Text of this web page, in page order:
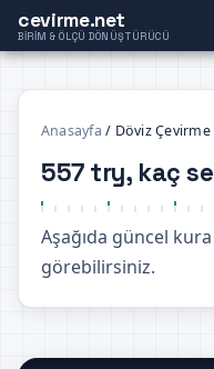
cevirme.net
BIRIM & ÖLÇÜ DÖNÜŞTÜRÜCÜ
Anasayfa / Döviz Çevirme
557 try, kaç
Aşağıda güncel
görebilirsiniz.